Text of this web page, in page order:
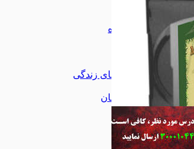
ادبیات
خانه و خانواده
ازدواج
تربیتی
سواد رسانه
های زندگی
مهارت های زندگی
آموزشی
و رمان
داستان و رمان
اشخاص
انقلاب
مدیریت